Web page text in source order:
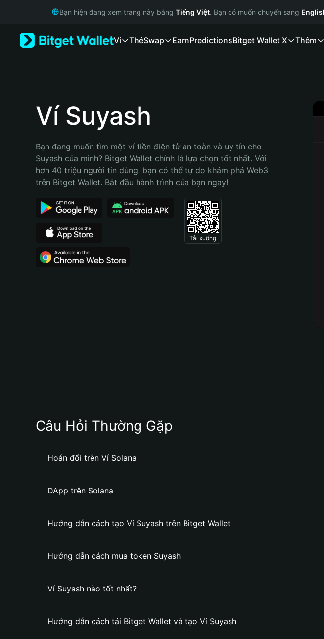
Русский
Bahasa Indonesia
Português (Brasil)
Bạn hiện đang xem trang này bằng Tiếng Việt. Bạn có muốn chuyển sang
Ví ThẻSwap EarnPredictionsBitget Wallet X Thêm
Ví Suyash
Bạn đang muốn tìm một ví tiền điện tử an toàn và uy tín cho
Suyash của mình? Bitget Wallet chính là lựa chọn tốt nhất. Với
hơn 40 triệu người tin dùng, bạn có thể tự do khám phá Web3
trên Bitget Wallet. Bắt đầu hành trình của bạn ngay!
Tải xuống
Câu Hỏi Thường Gặp
Hoán đổi trên Ví Solana
DApp trên Solana
Hướng dẫn cách tạo Ví Suyash trên Bitget Wallet
Hướng dẫn cách mua token Suyash
Ví Suyash nào tốt nhất?
Hướng dẫn cách tải Bitget Wallet và tạo Ví Suyash